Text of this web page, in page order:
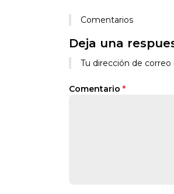
Comentarios
Deja una
Tu dirección de
Comentario *